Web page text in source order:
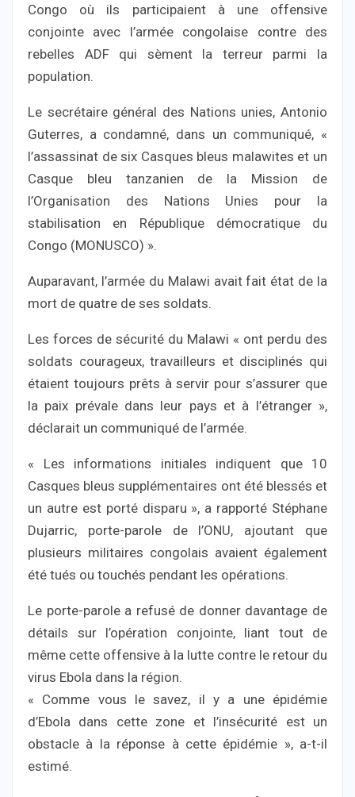
Congo où ils participaient à une offensive
conjointe avec l’armée congolaise contre des
rebelles ADF qui sèment la terreur parmi la
population.
Le secrétaire général des Nations unies, Antonio
Guterres, a condamné, dans un communiqué, «
l’assassinat de six Casques bleus malawites et un
Casque bleu tanzanien de la Mission de
l’Organisation des Nations Unies pour la
stabilisation en République démocratique du
Congo (MONUSCO) ».
Auparavant, l’armée du Malawi avait fait état de la
mort de quatre de ses soldats.
Les forces de sécurité du Malawi « ont perdu des
soldats courageux, travailleurs et disciplinés qui
étaient toujours prêts à servir pour s’assurer que
la paix prévale dans leur pays et à l’étranger »,
déclarait un communiqué de l’armée.
« Les informations initiales indiquent que 10
Casques bleus supplémentaires ont été blessés et
un autre est porté disparu », a rapporté Stéphane
Dujarric, porte-parole de l’ONU, ajoutant que
plusieurs militaires congolais avaient également
été tués ou touchés pendant les opérations.
Le porte-parole a refusé de donner davantage de
détails sur l’opération conjointe, liant tout de
même cette offensive à la lutte contre le retour du
virus Ebola dans la région.
« Comme vous le savez, il y a une épidémie
d’Ebola dans cette zone et l’insécurité est un
obstacle à la réponse à cette épidémie », a-t-il
estimé.